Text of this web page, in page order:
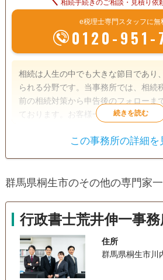
相続手続きのご相談・見積り依
e税理士専門スタッフに無
0120-951-
相続は人生の中でも大きな節目であり
られる分野です。当事務所では、相続
前の相続対策から申告後のフォローま
ております。お客様一人ひとりの状況
心してご相談いただける体制を整えて
遺産分割
戸籍収集 事業承継
義変更）
この事務所の詳細を
群馬県桐生市のその他の専門家
行政書士荒井伸一事務
住所
群馬県桐生市川